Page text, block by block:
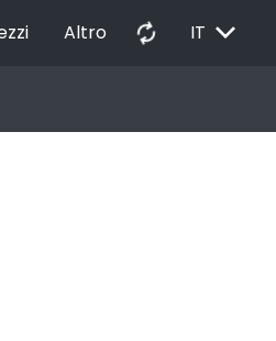
Altro autorenew IT EXPAND_MORE